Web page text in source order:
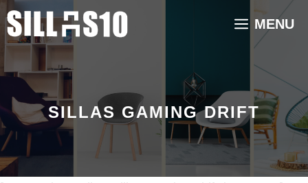
Saltar
al
contenido
MENU
SILLAS GAMING DRIFT